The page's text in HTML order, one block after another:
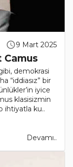
9 Mart 2025
Camus
demokrasi
“iddiasız” bir
iyice
klasisizmin
ihtiyatla ku..
Devamı..